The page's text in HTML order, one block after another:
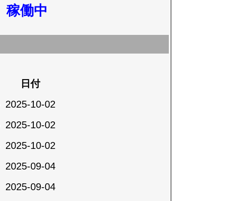
稼働中
日付
2025-10-02
2025-10-02
2025-10-02
2025-09-04
2025-09-04